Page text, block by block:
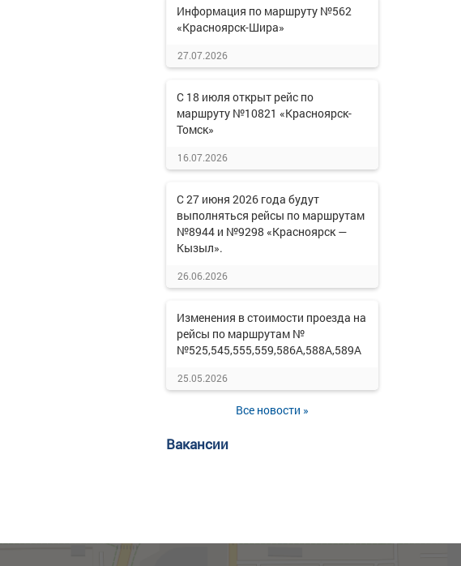
Информация по маршруту №562
«Красноярск-Шира»
27.07.2026
С 18 июля открыт рейс по
маршруту №10821 «Красноярск-
Томск»
16.07.2026
С 27 июня 2026 года будут
выполняться рейсы по маршрутам
№8944 и №9298 «Красноярск —
Кызыл».
26.06.2026
Изменения в стоимости проезда на
рейсы по маршрутам №
№525,545,555,559,586А,588А,589А
25.05.2026
Все новости »
Вакансии